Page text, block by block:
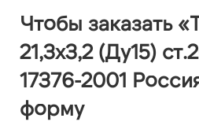
Чтобы заказать
21,3х3,2 (Ду15)
17376-2001
форму